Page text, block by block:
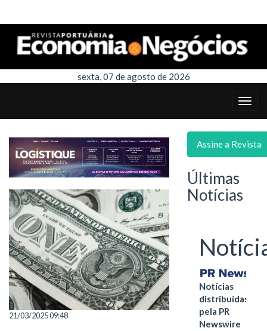
sexta, 07 de agosto de 2026
21/03/2025 09:48
Assine a Revista
Últimas
Notícias
Notícias
distribuídas
pela PR
Newswire